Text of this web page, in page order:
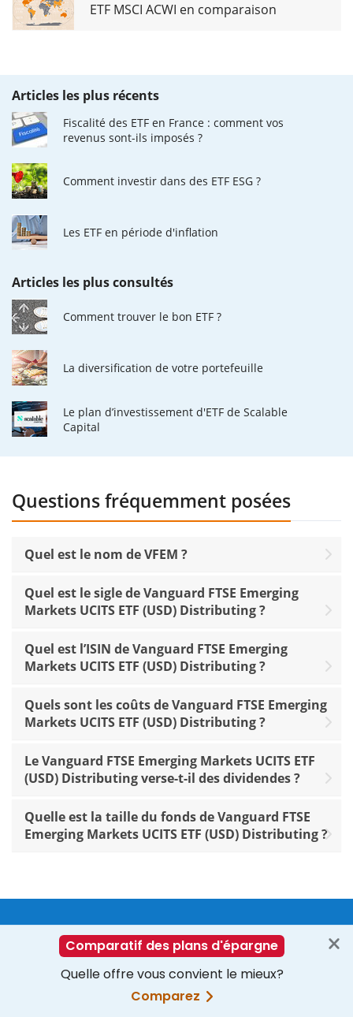
ETF MSCI ACWI en comparaison
Articles les plus récents
Fiscalité des ETF en France : comment vos
revenus sont-ils imposés ?
Comment investir dans des ETF ESG ?
Les ETF en période d'inflation
Articles les plus consultés
Comment trouver le bon ETF ?
La diversification de votre portefeuille
Le plan d’investissement d'ETF de Scalable
Capital
Questions fréquemment posées
Quel est le nom de VFEM ?
Quel est le sigle de Vanguard FTSE Emerging
Markets UCITS ETF (USD) Distributing ?
Quel est l’ISIN de Vanguard FTSE Emerging
Markets UCITS ETF (USD) Distributing ?
Quels sont les coûts de Vanguard FTSE Emerging
Markets UCITS ETF (USD) Distributing ?
Le Vanguard FTSE Emerging Markets UCITS ETF
(USD) Distributing verse-t-il des dividendes ?
Quelle est la taille du fonds de Vanguard FTSE
Emerging Markets UCITS ETF (USD) Distributing ?
Suivez vos stratégies ETF en ligne
S’inscrire gratuitement